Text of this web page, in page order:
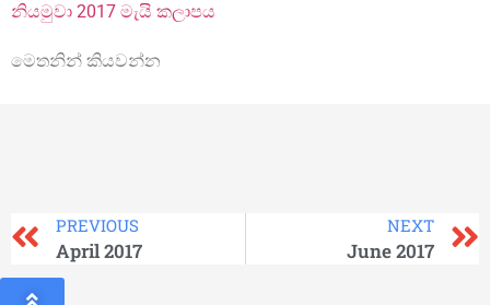
නියමුවා 2017 මැයි කලාපය
මෙතනින් කියවන්න
PREVIOUS
April 2017
NEXT
June 2017